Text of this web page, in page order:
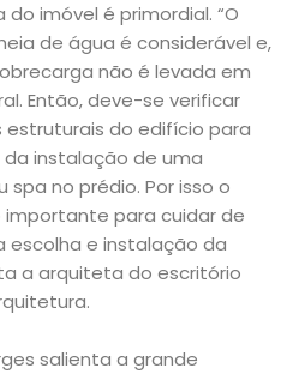
imóvel é primordial. “O
de água é considerável e,
não é levada em
Então, deve-se verificar
do edifício para
instalação de uma
no prédio. Por isso o
para cuidar de
escolha e instalação da
a arquiteta do escritório
salienta a grande